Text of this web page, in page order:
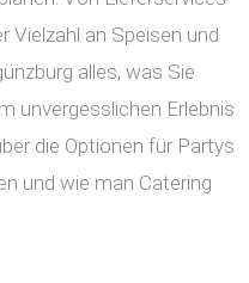
Vielzahl an Speisen und
alles, was Sie
unvergesslichen Erlebnis
die Optionen für Partys
und wie man Catering